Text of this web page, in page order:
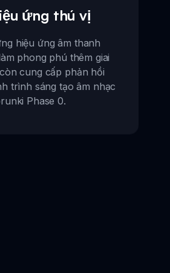
ứng thú vị
hiệu ứng âm thanh
phong phú thêm giai
cung cấp phản hồi
trình sáng tạo âm nhạc
Phase 0.